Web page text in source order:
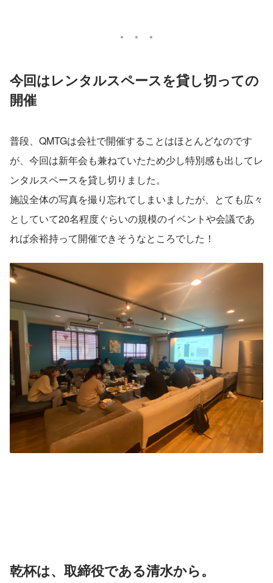
今回はレンタルスペースを貸し切っての
開催
普段、QMTGは会社で開催することはほとんどなのです
が、今回は新年会も兼ねていたため少し特別感も出してレ
ンタルスペースを貸し切りました。
施設全体の写真を撮り忘れてしまいましたが、とても広々
としていて20名程度ぐらいの規模のイベントや会議であ
れば余裕持って開催できそうなところでした！
乾杯は、取締役である清水から。